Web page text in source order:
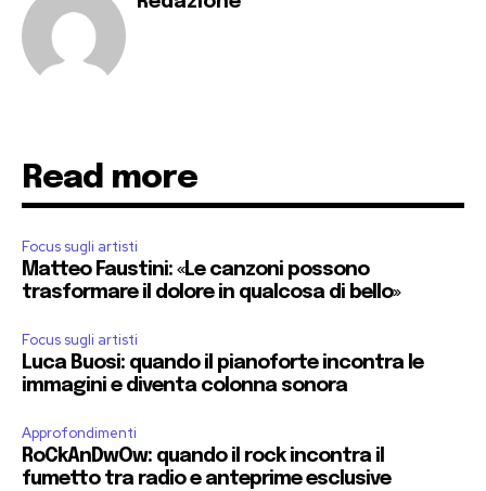
Read more
Focus sugli artisti
Matteo Faustini: «Le canzoni possono
trasformare il dolore in qualcosa di bello»
Focus sugli artisti
Luca Buosi: quando il pianoforte incontra le
immagini e diventa colonna sonora
Approfondimenti
RoCkAnDwOw: quando il rock incontra il
fumetto tra radio e anteprime esclusive